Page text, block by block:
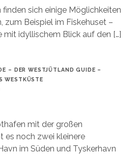
finden sich einige Möglichkeiten
zum Beispiel im Fiskehuset –
mit idyllischem Blick auf den […]
– DER WESTJÜTLAND GUIDE –
WESTKÜSTE
mit der großen
es noch zwei kleinere
im Süden und Tyskerhavn